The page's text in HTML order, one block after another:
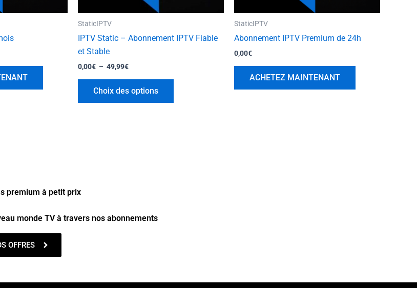
StaticIPTV
IPTV Static – Abonnement IPTV Fiable
et Stable
0,00€ – 49,99€
Choix des options
page
StaticIPTV
Abonnement IPTV Premium de 24h
0,00€
ACHETEZ MAINTENANT
premium à petit prix
monde TV à travers nos abonnements
OFFRES